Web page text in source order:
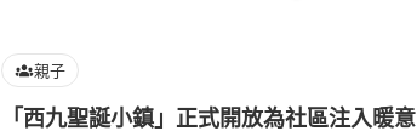
親子
「西九聖誕小鎮」正式開放為社區注入暖意